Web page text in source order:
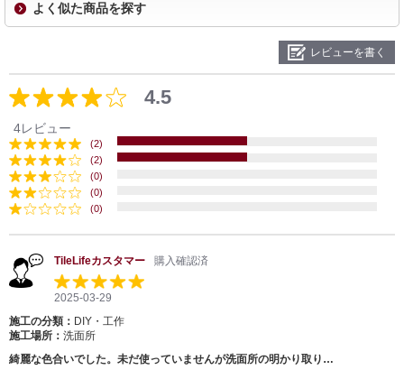
よく似た商品を探す
レビューを書く
4.5
4レビュー
(2)
(2)
(0)
(0)
(0)
TileLifeカスタマー 購入確認済
2025-03-29
施工の分類： DIY・工作
施工場所： 洗面所
綺麗な色合いでした。未だ使っていませんが洗面所の明かり取り…